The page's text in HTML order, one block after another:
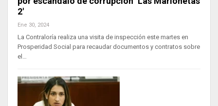
2′
Ene 30, 2024
La Contraloría realiza una visita de inspección este martes en
Prosperidad Social para recaudar documentos y contratos sobre
el…